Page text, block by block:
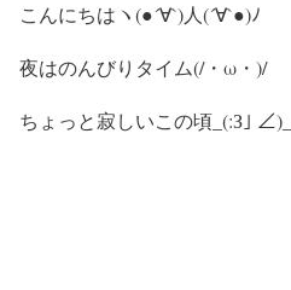
こんにちはヽ(●´∀`)人(´∀`●)ﾉ
夜はのんびりタイム(/・ω・)/
ちょっと寂しいこの頃_(:З｣ ∠)_